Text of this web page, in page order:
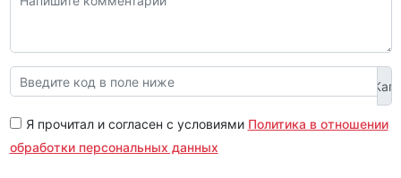
Я прочитал и согласен с условиями Политика в отношении
обработки персональных данных